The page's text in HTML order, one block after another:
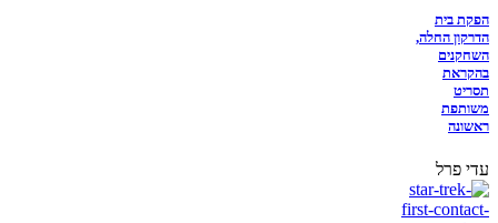
הפקת בית
הדרקון החלה,
השחקנים
בהקראת
תסריט
משותפת
ראשונה
עדי פרל